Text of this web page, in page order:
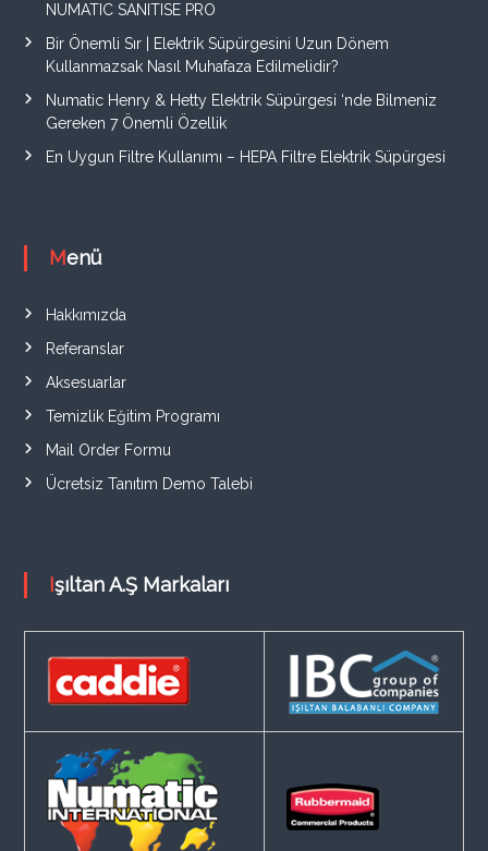
NUMATIC SANITISE PRO
Bir Önemli Sır | Elektrik Süpürgesini Uzun Dönem
Kullanmazsak Nasıl Muhafaza Edilmelidir?
Numatic Henry & Hetty Elektrik Süpürgesi ‘nde Bilmeniz
Gereken 7 Önemli Özellik
En Uygun Filtre Kullanımı – HEPA Filtre Elektrik Süpürgesi
Menü
Hakkımızda
Referanslar
Aksesuarlar
Temizlik Eğitim Programı
Mail Order Formu
Ücretsiz Tanıtım Demo Talebi
Işıltan A.Ş Markaları